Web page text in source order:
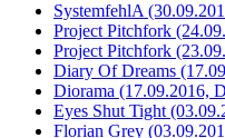
SystemfehlA
Project Pitchfork
Project Pitchfork
Diary Of Dreams
Diorama (17.09.2016,
Eyes Shut Tight
Florian Grey